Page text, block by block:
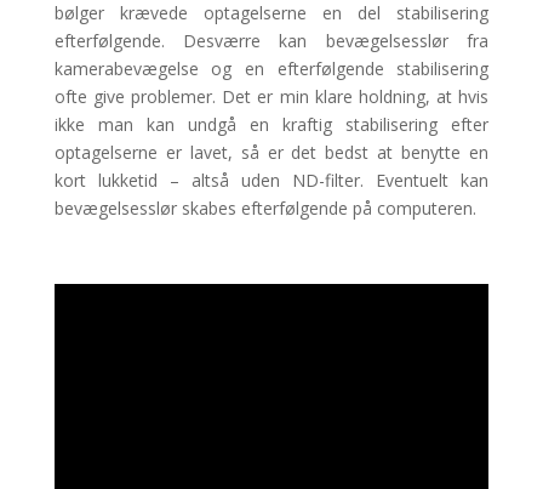
bølger krævede optagelserne en del stabilisering
efterfølgende. Desværre kan bevægelsesslør fra
kamerabevægelse og en efterfølgende stabilisering
ofte give problemer. Det er min klare holdning, at hvis
ikke man kan undgå en kraftig stabilisering efter
optagelserne er lavet, så er det bedst at benytte en
kort lukketid – altså uden ND-filter. Eventuelt kan
bevægelsesslør skabes efterfølgende på computeren.